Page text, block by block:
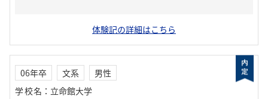
体験記の詳細はこちら
06年卒 文系
男性
学校名 ： 立命館大学